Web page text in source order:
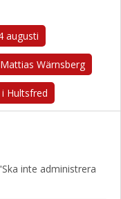
augusti
Mattias Wärnsberg
Hultsfred
inte administrera